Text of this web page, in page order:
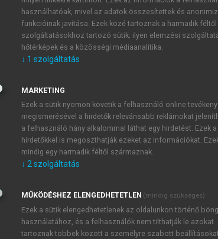
– ezáltal a közlekedés rugalmas
hasznos, hiszen a városi mozgás
utazás (seamless travel)
whim).
fenntartható közlekedés fejlesztésében. A
ún. Cycle Superhighways program a városi
szenzorok segítségével
folyamokat. Koppenhága példája jól
nemcsak ökológiai, hanem gazdasági és
).
integrációjával vált a fenntartható városi
valamint az elektromos
és a zajterhelést, miközben a
az egyetemek és a vállalkozói
jól példázza a „négyes spirál”
használhatóak, mivel az adatok összesítettek és
funkcióinak javítása. Ezek közé tartoznak a harmadik
szolgáltatásokhoz tartozó sütik; ilyen elemzési
hőtérképek és a közösségi médiaanalitika.
↓ 1 szolgáltatás
MARKETING
Ezek a sütik nyomon követik a felhasználó online
megismerésével a hirdetők relevánsabb reklámokat
a felhasználó hány alkalommal láthat egy hirdetést. Ezek
hirdetőkkel is megoszthatják ezeket az információkat.
mindig egy harmadik féltől származnak.
↓ 2szolgáltatás
MŰKÖDÉSHEZ ELENGEDHETETLEN (mindig szükséges)
Ezek a sütik elengedhetetlenek az oldalunkon történő
használatához, és a felhasználók nem tilthatják le
tartoznak többek között a személyre szabott